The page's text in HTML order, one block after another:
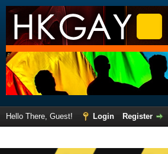
Hello There, Guest! Login
Register